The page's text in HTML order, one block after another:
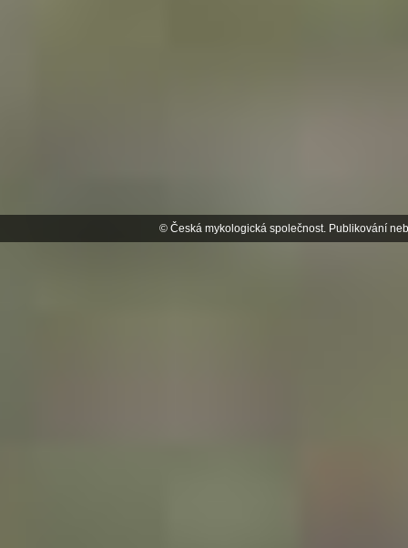
© Česká mykologická společnost. Publikování